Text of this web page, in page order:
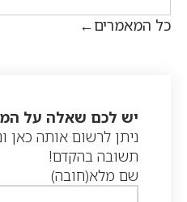
כל המאמרים
יש לכם שאלה על
ניתן לרשום אותה כאן
תשובה בהקדם!
שם מלא(חובה)